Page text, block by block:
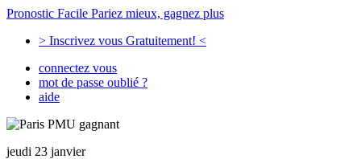
Pronostic Facile Pariez mieux, gagnez plus
> Inscrivez vous Gratuitement! <
connectez vous
mot de passe oublié ?
aide
jeudi 23 janvier